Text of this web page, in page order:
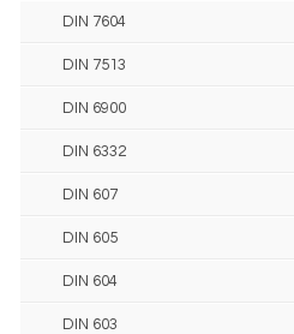
DIN 7604
DIN 7513
DIN 6900
DIN 6332
DIN 607
DIN 605
DIN 604
DIN 603